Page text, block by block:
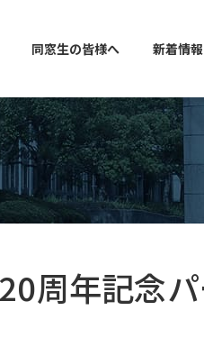
同窓生の皆様へ 新着情報
周年記念